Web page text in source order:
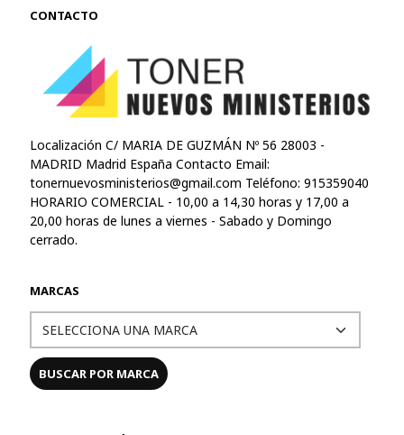
CONTACTO
Localización C/ MARIA DE GUZMÁN Nº 56 28003 -
MADRID Madrid España Contacto Email:
tonernuevosministerios@gmail.com Teléfono: 915359040
HORARIO COMERCIAL - 10,00 a 14,30 horas y 17,00 a
20,00 horas de lunes a viernes - Sabado y Domingo
cerrado.
MARCAS